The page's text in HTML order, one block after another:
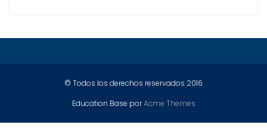
© Todos los derechos reservados 2016
Education Base porAcme Themes